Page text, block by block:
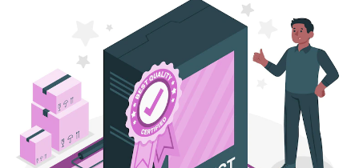
bagikan testimoni tersebut ke channel
pemasaran bisnis Anda. Hal ini membantu Anda
untuk membangun kepercayaan calon
pelanggan.
10. Tawarkan Diskon atau Free
TrialProduk